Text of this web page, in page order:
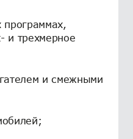
программах,
и трехмерное
и смежными